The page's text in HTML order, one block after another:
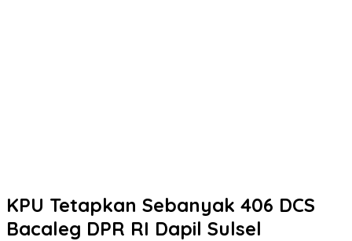
KPU Tetapkan Sebanyak 406 DCS
Bacaleg DPR RI Dapil Sulsel